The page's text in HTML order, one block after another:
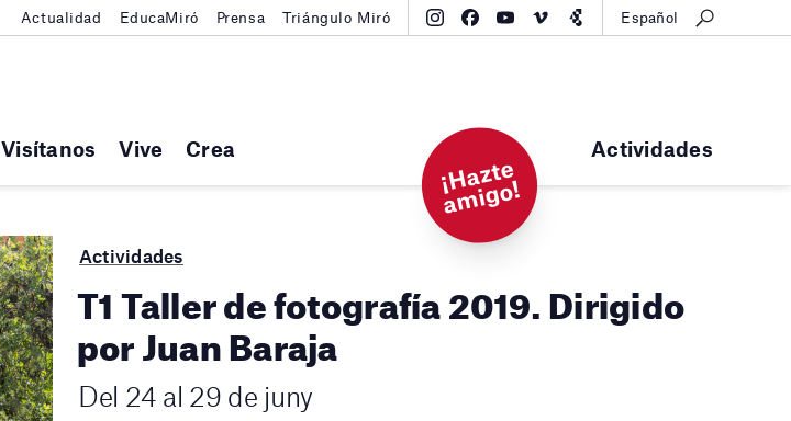
Visítanos Vive Crea Actividades
Actualidad EducaMiró Prensa Triángulo Miró Español
¡
H
a
zt
e
a
mi
g
o!
Actividades
T1 Taller de fotografía 2019. Dirigido
por Juan Baraja
Del 24 al 29 de juny